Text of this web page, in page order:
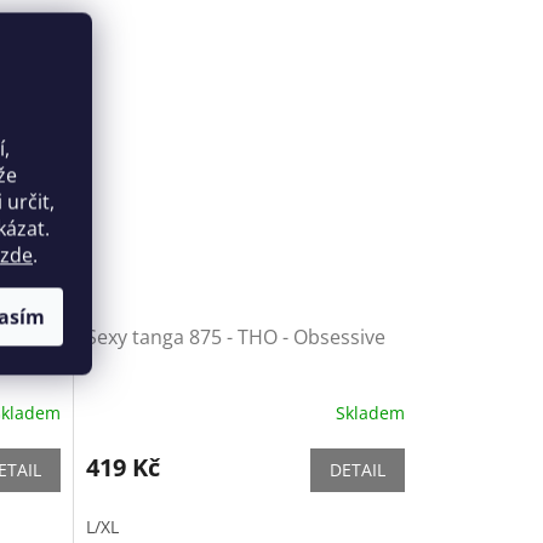
určit,
zde.
Sexy tanga 875 - THO - Obsessive
Skladem
419 Kč DETAIL
L/XL